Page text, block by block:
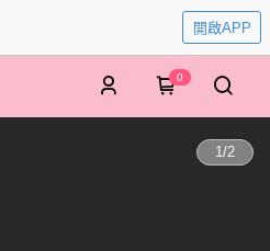
開啟APP
0
1/2